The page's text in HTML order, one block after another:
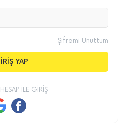
Şifremi Unuttum
YAP
ILE GIRIŞ